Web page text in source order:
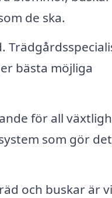
de ska.
bästa möjliga
för all
som gör
och buskar är